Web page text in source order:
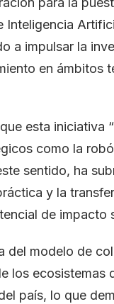
Inteligencia
a impulsar la
en ámbitos
esta iniciativa
como la
sentido, ha
y la
de impacto
del modelo de
los ecosistemas
país, lo que